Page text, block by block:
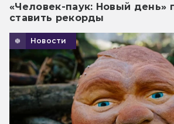
«Человек-паук: Новый день»
ставить рекорды
Новости